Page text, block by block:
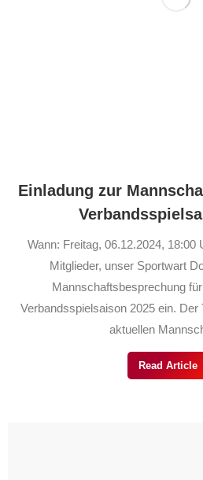
Einladung zur
Wann: Freitag, 06.12.2024, 18:00
Mitglieder, unser Sportwart
Mannschaftsbesprechung
Verbandsspielsaison 2025 ein.
aktuellen
Read Article